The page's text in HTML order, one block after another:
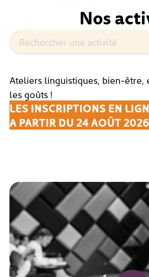
Nos
Ateliers linguistiques, bien-être,
les goûts !
LES INSCRIPTIONS EN
A PARTIR DU 24 AOÛT